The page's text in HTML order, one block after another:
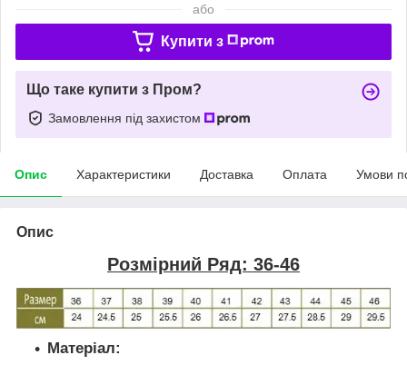
або
Купити з
Що таке купити з Пром?
Замовлення під захистом
Опис Характеристики Доставка Оплата Умови
Опис
Розмірний Ряд: 36-46
Матеріал: